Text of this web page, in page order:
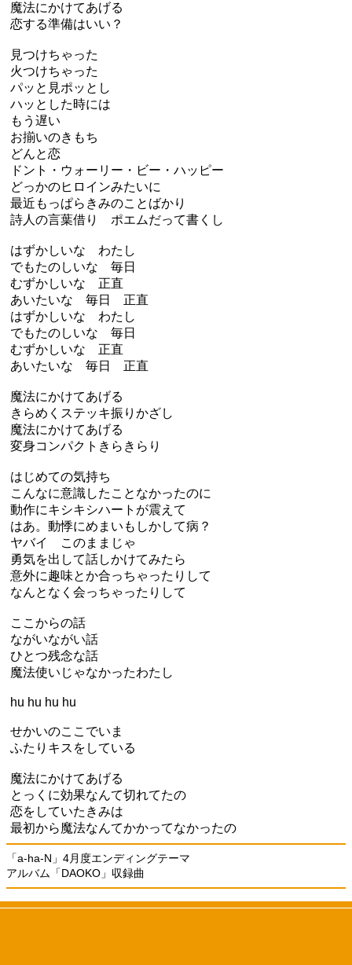
魔法にかけてあげる
恋する準備はいい？
見つけちゃった
火つけちゃった
パッと見ポッとし
ハッとした時には
もう遅い
お揃いのきもち
どんと恋
ドント・ウォーリー・ビー・ハッピー
どっかのヒロインみたいに
最近もっぱらきみのことばかり
詩人の言葉借り ポエムだって書くし
はずかしいな わたし
でもたのしいな 毎日
むずかしいな 正直
あいたいな 毎日 正直
はずかしいな わたし
でもたのしいな 毎日
むずかしいな 正直
あいたいな 毎日 正直
魔法にかけてあげる
きらめくステッキ振りかざし
魔法にかけてあげる
変身コンパクトきらきらり
はじめての気持ち
こんなに意識したことなかったのに
動作にキシキシハートが震えて
はあ。動悸にめまいもしかして病？
ヤバイ このままじゃ
勇気を出して話しかけてみたら
意外に趣味とか合っちゃったりして
なんとなく会っちゃったりして
ここからの話
ながいながい話
ひとつ残念な話
魔法使いじゃなかったわたし
hu hu hu hu
せかいのここでいま
ふたりキスをしている
魔法にかけてあげる
とっくに効果なんて切れてたの
恋をしていたきみは
最初から魔法なんてかかってなかったの
「a-ha-N」4月度エンディングテーマ
アルバム「DAOKO」収録曲